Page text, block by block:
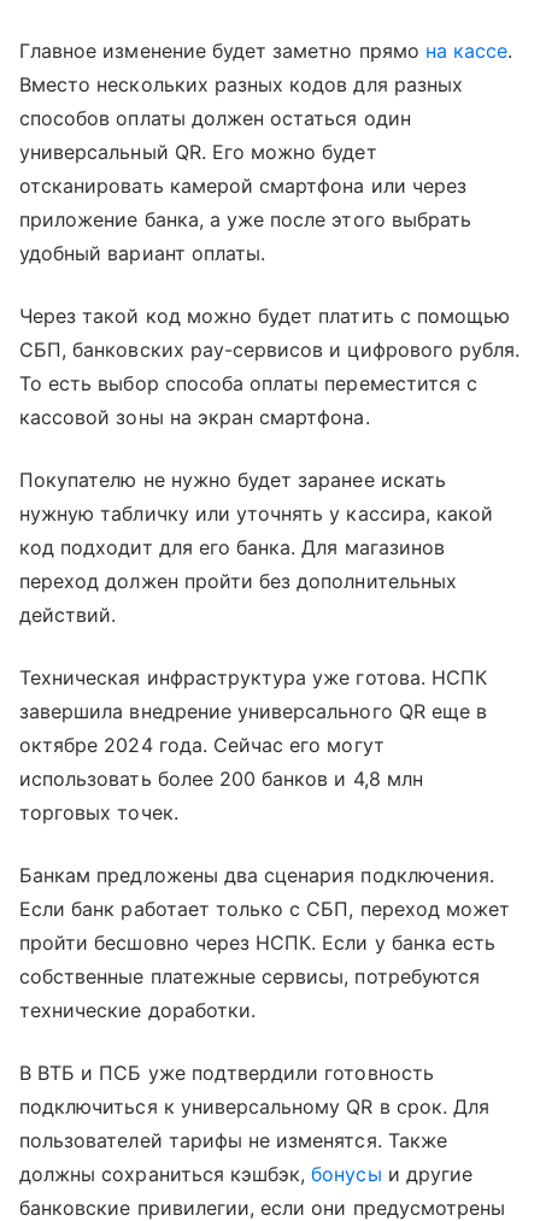
Главное изменение будет заметно прямо на кассе.
Вместо нескольких разных кодов для разных
способов оплаты должен остаться один
универсальный QR. Его можно будет
отсканировать камерой смартфона или через
приложение банка, а уже после этого выбрать
удобный вариант оплаты.
Через такой код можно будет платить с помощью
СБП, банковских pay-сервисов и цифрового рубля.
То есть выбор способа оплаты переместится с
кассовой зоны на экран смартфона.
Покупателю не нужно будет заранее искать
нужную табличку или уточнять у кассира, какой
код подходит для его банка. Для магазинов
переход должен пройти без дополнительных
действий.
Техническая инфраструктура уже готова. НСПК
завершила внедрение универсального QR еще в
октябре 2024 года. Сейчас его могут
использовать более 200 банков и 4,8 млн
торговых точек.
Банкам предложены два сценария подключения.
Если банк работает только с СБП, переход может
пройти бесшовно через НСПК. Если у банка есть
собственные платежные сервисы, потребуются
технические доработки.
В ВТБ и ПСБ уже подтвердили готовность
подключиться к универсальному QR в срок. Для
пользователей тарифы не изменятся. Также
должны сохраниться кэшбэк,бонусы и другие
банковские привилегии, если они предусмотрены